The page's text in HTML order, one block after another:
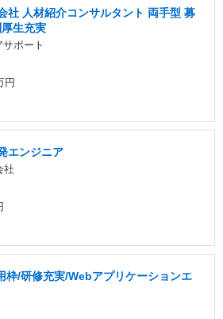
社 人材紹介コンサルタント 両手型 募
生充実
ポート
円
エンジニア
社
枠/研修充実/Webアプリケーションエ